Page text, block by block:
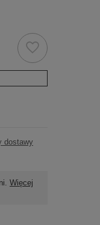
dostawy
Więcej